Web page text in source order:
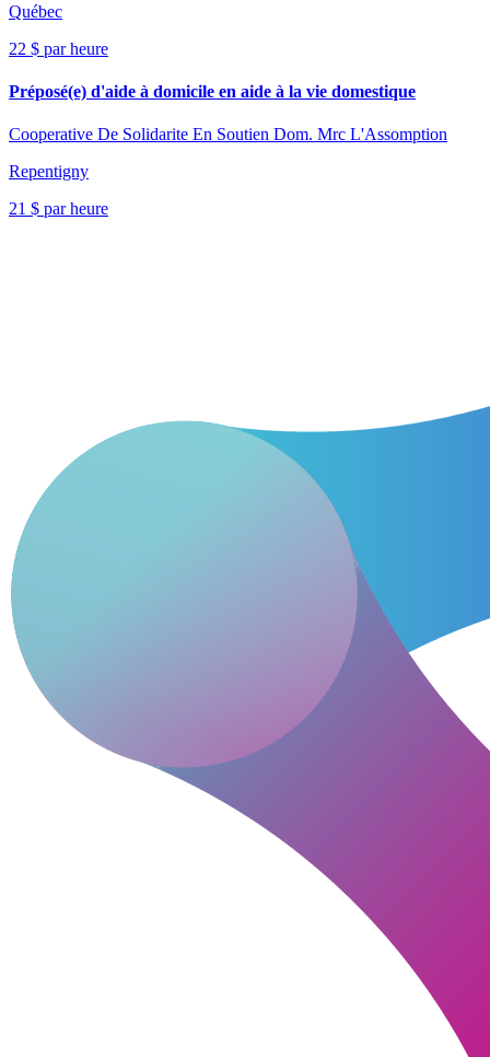
Québec
22 $ par heure
Préposé(e) d'aide à domicile en aide à la vie domestique
Cooperative De Solidarite En Soutien Dom. Mrc L'Assomption
Repentigny
21 $ par heure